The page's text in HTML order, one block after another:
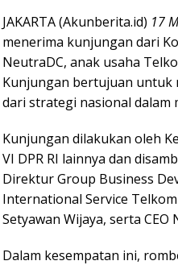
JAKARTA (Akunberita.id) 17
menerima kunjungan dari
NeutraDC, anak usaha
Kunjungan bertujuan untuk
dari strategi nasional dalam
Kunjungan dilakukan oleh
VI DPR RI lainnya dan
Direktur Group Business
International Service
Setyawan Wijaya, serta CEO
Dalam kesempatan ini,